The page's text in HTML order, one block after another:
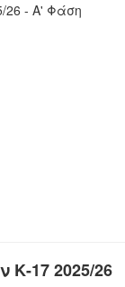
26 - Α' Φάση
17 2025/26